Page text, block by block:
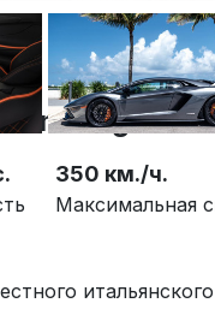
350 км./ч.
Максимальная